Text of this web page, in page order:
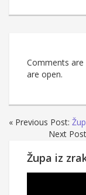
Comments are
are open.
« Previous Post:
Next
Župa iz